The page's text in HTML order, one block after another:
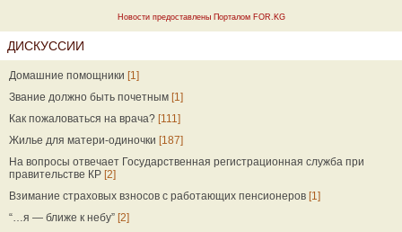
Новости предоставлены Порталом FOR.KG
ДИСКУССИИ
Домашние помощники [1]
Звание должно быть почетным [1]
Как пожаловаться на врача? [111]
Жилье для матери-одиночки [187]
На вопросы отвечает Государственная регистрационная служба при
правительстве КР [2]
Взимание страховых взносов с работающих пенсионеров [1]
“…я — ближе к небу” [2]